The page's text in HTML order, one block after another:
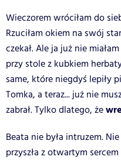
Wieczorem wróciłam do
Rzuciłam okiem na swój
czekał. Ale ja już nie
przy stole z kubkiem
same, które niegdyś lepiły
Tomka, a teraz... już nie
zabrał. Tylko dlatego, że
Beata nie była intruzem.
przyszła z otwartym